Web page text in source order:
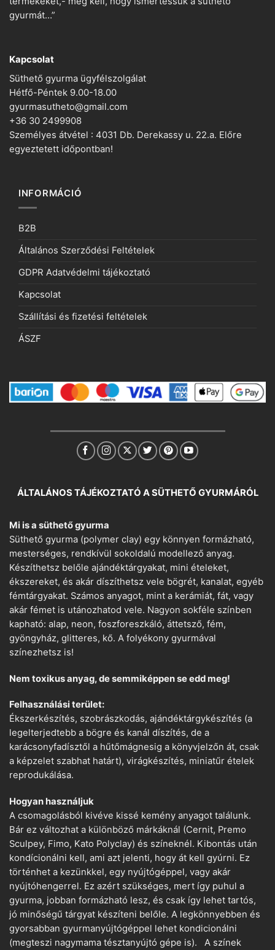
gyurmát…”
Kapcsolat
Süthető gyurma ügyfélszolgálat
Hétfő-Péntek 9.00-18.00
gyurmasutheto@gmail.com
+36 30 2499908
Személyes átvétel : 4031 Db. Derekassy u. 22.a. Előre
egyeztetett időpontban!
INFORMÁCIÓ
B2B
Általános Szerződési Feltételek
GDPR Adatvédelmi tájékoztató
Kapcsolat
Szállítási és fizetési feltételek
ÁSZF
ÁLTALÁNOS TÁJÉKOZTATÓ A SÜTHETŐ GYURMÁRÓL
Mi is a süthető gyurma
Süthető gyurma (polymer clay) egy könnyen formázható,
mesterséges, rendkívül sokoldalú modellező anyag.
Készíthetsz belőle ajándéktárgyakat, mini ételeket,
ékszereket, és akár díszíthetsz vele bögrét, kanalat, egyéb
fémtárgyakat. Számos anyagot, mint a kerámiát, fát, vagy
akár fémet is utánozhatod vele. Nagyon sokféle színben
kapható: alap, neon, foszforeszkáló, áttetsző, fém,
gyöngyház, glitteres, kő. A folyékony gyurmával
színezhetsz is!
Nem toxikus anyag, de semmiképpen se edd meg!
Felhasználási terület:
Ékszerkészítés, szobrászkodás, ajándéktárgykészítés (a
legelterjedtebb a bögre és kanál díszítés, de a
karácsonyfadísztől a hűtőmágnesig a könyvjelzőn át, csak
a képzelet szabhat határt), virágkészítés, miniatűr ételek
reprodukálása.
Hogyan használjuk
A csomagolásból kivéve kissé kemény anyagot találunk.
Bár ez változhat a különböző márkáknál (Cernit, Premo
Sculpey, Fimo, Kato Polyclay) és színeknél. Kibontás után
kondícionálni kell, ami azt jelenti, hogy át kell gyúrni. Ez
történhet a kezünkkel, egy nyújtógéppel, vagy akár
nyújtóhengerrel. Ez azért szükséges, mert így puhul a
gyurma, jobban formázható lesz, és csak így lehet tartós,
jó minőségű tárgyat készíteni belőle. A legkönnyebben és
gyorsabban gyurmanyújtógéppel lehet kondicionálni
(megteszi nagymama tésztanyújtó gépe is). A színek